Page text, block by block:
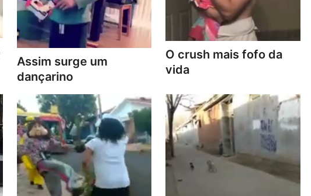
Assim surge um
dançarino
O crush mais fofo da
vida